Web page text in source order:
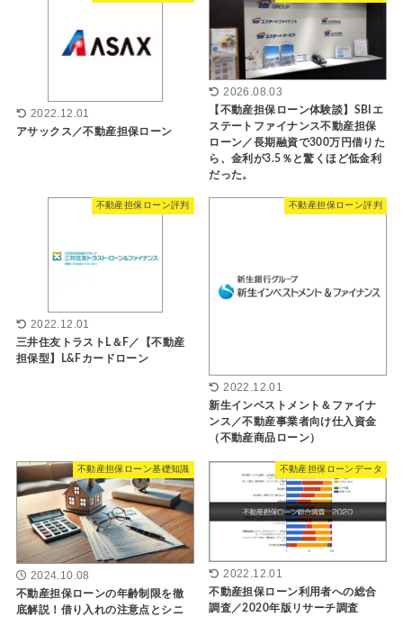
2022.12.01
アサックス／不動産担保ローン
2026.08.03
【不動産担保ローン体験談】SBIエ
ステートファイナンス不動産担保
ローン／長期融資で300万円借りた
ら、金利が3.5％と驚くほど低金利
だった。
不動産担保ローン評判
2022.12.01
三井住友トラストL＆F／【不動産
担保型】L&Fカードローン
不動産担保ローン評判
2022.12.01
新生インベストメント＆ファイナ
ンス／不動産事業者向け仕入資金
（不動産商品ローン）
不動産担保ローン基礎知識
2024.10.08
不動産担保ローンの年齢制限を徹
底解説！借り入れの注意点とシニ
不動産担保ローンデータ
2022.12.01
不動産担保ローン利用者への総合
調査／2020年版リサーチ調査